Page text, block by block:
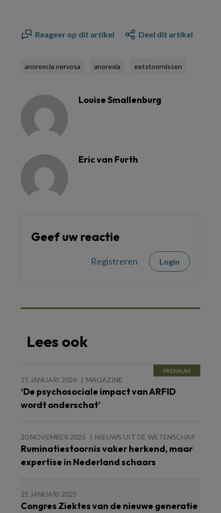
Reageer op dit artikel Deel dit artikel
anorexcia nervosa anorexia eetstoornissen
Louise Smallenburg
Eric van Furth
Geef uw reactie
Registreren Login
Lees ook
15 JANUARI 2026 MAGAZINE
‘De psychosociale impact van ARFID
wordt onderschat’
20 NOVEMBER 2025 NIEUWS UIT DE WETENSCHAP
Ruminatiestoornis vaker herkend, maar
expertise in Nederland schaars
21 JANUARI 2025
Congres Ziektes van de nieuwe generatie